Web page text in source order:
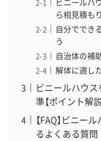
執筆
「スッキリ
丸山 夏実
「”わからない”という不
るお手伝いをします。」
はじめて解体工事に直面
も共感することを大切に
タビューや専門勉強会を
に不安を解決していくパ
条としている。
ら相見積も
自分ででき
う
自治体の補
解体に適し
ビニールハウ
準【ポイント解説
【FAQ】ビニー
るよくある質問